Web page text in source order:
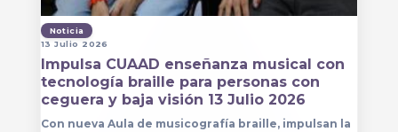
Noticia
13 Julio 2026
Impulsa CUAAD enseñanza musical con
tecnología braille para personas con
ceguera y baja visión 13 Julio 2026
Con nueva Aula de musicografía braille, impulsan la